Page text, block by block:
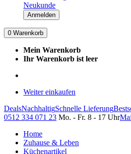
Neukunde
Anmelden
0 Warenkorb
Mein Warenkorb
Ihr Warenkorb ist leer
Weiter einkaufen
DealsNachhaltigSchnelle Lieferung
0512 334 071 23 Mo. - Fr. 8 - 17 Uhr
Home
Zuhause & Leben
Küchenartikel